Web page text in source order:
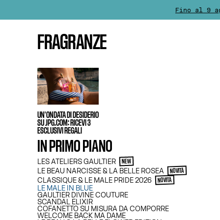
FRAGRANZE
UN'ONDATA DI DESIDERIO
SU JPG.COM: RICEVI 3
ESCLUSIVI REGALI
IN PRIMO PIANO
LES ATELIERS GAULTIER NEW
LE BEAU NARCISSE & LA BELLE ROSEA NOVITÀ
CLASSIQUE & LE MALE PRIDE 2026 NOVITÀ
LE MALE IN BLUE
GAULTIER DIVINE COUTURE
SCANDAL ELIXIR
COFANETTO SU MISURA DA COMPORRE
WELCOME BACK MA DAME
Fino al 9